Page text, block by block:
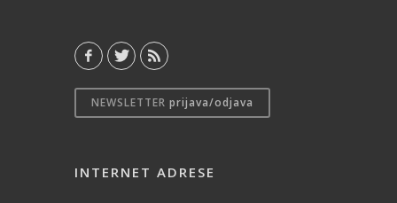
NEWSLETTER prijava/odjava
INTERNET ADRESE